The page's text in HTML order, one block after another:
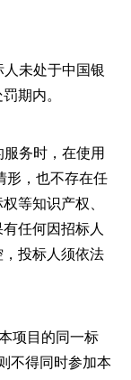
未处于中国银
期内。
务时，在使用
形，也不存在任
等知识产权、
任何因招标人
投标人须依法
项目的同一标
不得同时参加本